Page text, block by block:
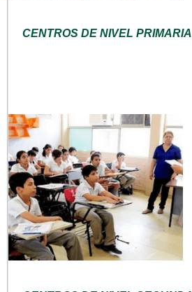
CENTROS DE NIVEL PRIMARIA